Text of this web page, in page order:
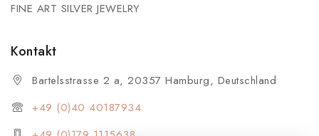
FINE ART SILVER JEWELRY
Kontakt
Bartelsstrasse 2 a, 20357 Hamburg, Deutschland
+49 (0)40 40187934